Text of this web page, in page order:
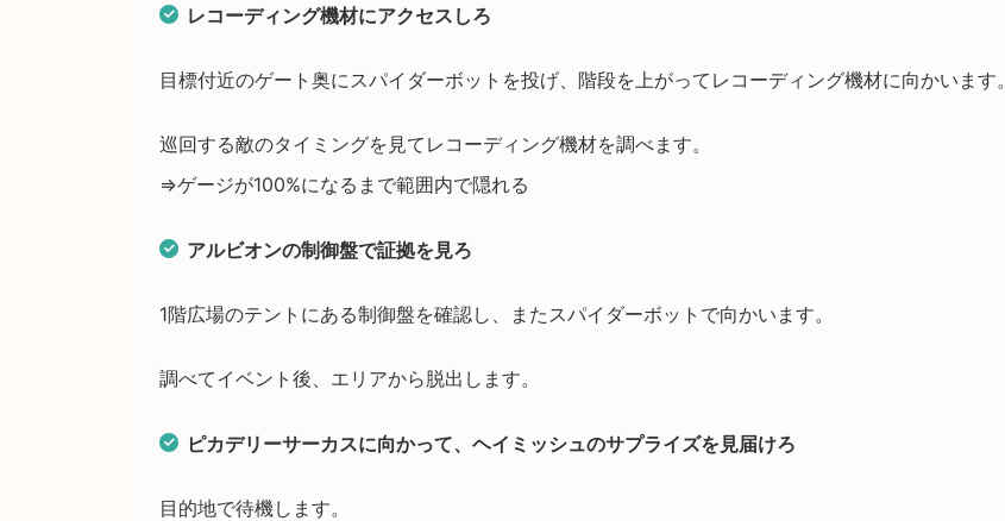
レコーディング機材にアクセスしろ
目標付近のゲート奥にスパイダーボットを投げ、階段を上がってレコーディング機材に向かいます。
巡回する敵のタイミングを見てレコーディング機材を調べます。
⇒ゲージが100%になるまで範囲内で隠れる
アルビオンの制御盤で証拠を見ろ
1階広場のテントにある制御盤を確認し、またスパイダーボットで向かいます。
調べてイベント後、エリアから脱出します。
ピカデリーサーカスに向かって、ヘイミッシュのサプライズを見届けろ
目的地で待機します。